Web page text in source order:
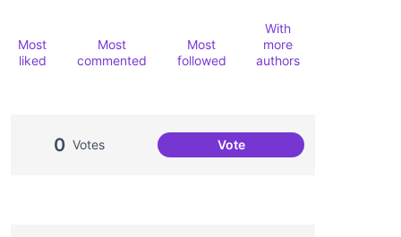
Most
liked
Most
commented
Most
followed
With
more
authors
0 Votes VoteActes al Canòdrom